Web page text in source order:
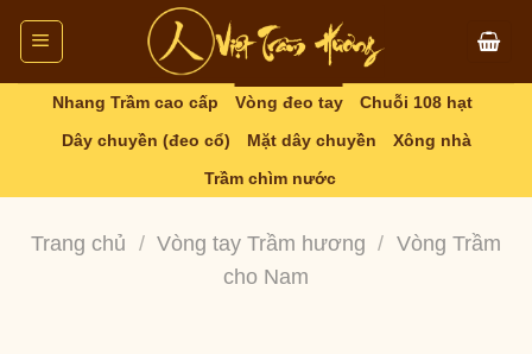
Skip
content
Nhang Trầm cao cấp Vòng đeo tay
Chuỗi 108 hạt
Dây chuyền (đeo cổ)
Mặt dây chuyền
Xông nhà
Trầm chìm nước
Trang chủ / Vòng tay Trầm hương / Vòng Trầm
cho Nam